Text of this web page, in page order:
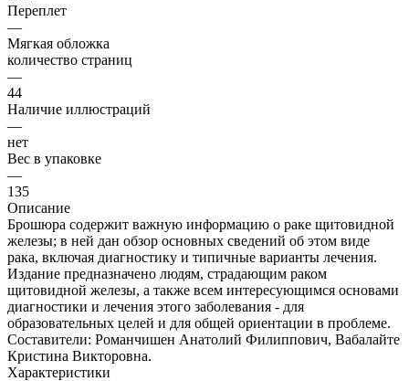
Переплет
—
Мягкая обложка
количество страниц
—
44
Наличие иллюстраций
—
нет
Вес в упаковке
—
135
Описание
Брошюра содержит важную информацию о раке щитовидной
железы; в ней дан обзор основных сведений об этом виде
рака, включая диагностику и типичные варианты лечения.
Издание предназначено людям, страдающим раком
щитовидной железы, а также всем интересующимся основами
диагностики и лечения этого заболевания - для
образовательных целей и для общей ориентации в проблеме.
Составители: Романчишен Анатолий Филиппович, Вабалайте
Кристина Викторовна.
Характеристики